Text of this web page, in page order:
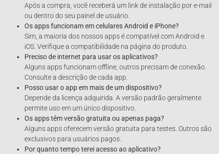
Após a compra, você receberá um link de instalação por e-mail
ou dentro do seu painel de usuário.
Os apps funcionam em celulares Android e iPhone?
Sim, a maioria dos nossos apps é compatível com Android e
iOS. Verifique a compatibilidade na página do produto.
Preciso de internet para usar os aplicativos?
Alguns apps funcionam offline, outros precisam de conexão.
Consulte a descrição de cada app.
Posso usar o app em mais de um dispositivo?
Depende da licença adquirida. A versão padrão geralmente
permite uso em um único dispositivo.
Os apps têm versão gratuita ou apenas paga?
Alguns apps oferecem versão gratuita para testes. Outros são
exclusivos para usuários pagos.
Por quanto tempo terei acesso ao aplicativo?